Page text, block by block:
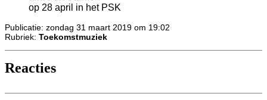
op 28 april in het PSK
Publicatie: zondag 31 maart 2019 om 19:02
Rubriek: Toekomstmuziek
Reacties